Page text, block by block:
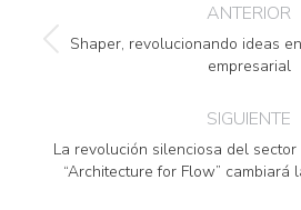
entre
publicaciones
ANTERIOR
Shaper, revolucionando ideas
empresarial
SIGUIENTE
La revolución silenciosa del
“Architecture for Flow” cambiará